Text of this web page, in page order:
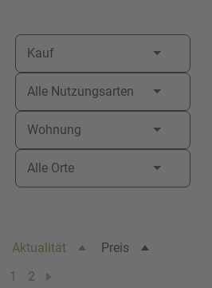
Ihr Nachname
Ihre Telefonnummer
Kauf
Alle Nutzungsarten
Wohnung
Alle Orte
Aktualität
Preis
1
2